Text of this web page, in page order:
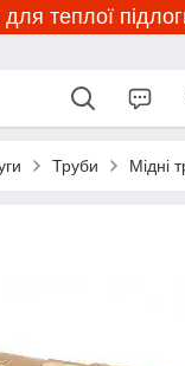
теплої
Труби Мідні